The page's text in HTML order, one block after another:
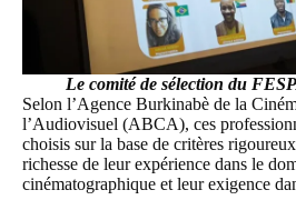
Le comité de sélection du
Selon l’Agence Burkinabè de la
l’Audiovisuel (ABCA), ces
choisis sur la base de critères
richesse de leur expérience dans le
cinématographique et leur exigence